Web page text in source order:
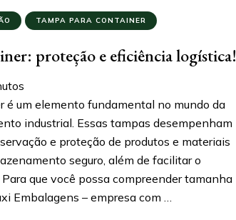
TAMPA PARA CONTAINER
proteção e eficiência logística!
é um elemento fundamental no mundo da
industrial. Essas tampas desempenham
e proteção de produtos e materiais
seguro, além de facilitar o
que você possa compreender tamanha
Embalagens – empresa com …